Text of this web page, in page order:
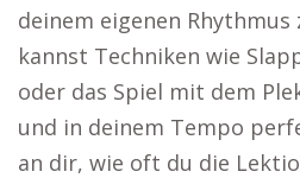
deinem eigenen Rhythmus
kannst Techniken wie
oder das Spiel mit dem
und in deinem Tempo
an dir, wie oft du die